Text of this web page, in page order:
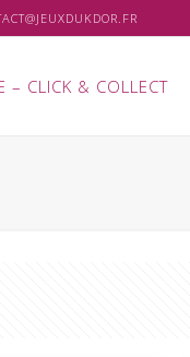
– CLICK & COLLECT